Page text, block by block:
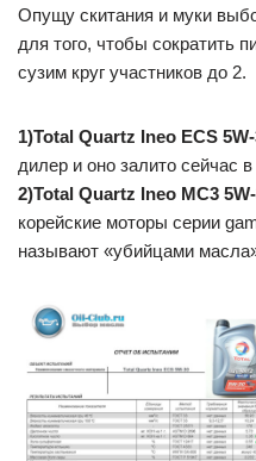
Опущу скитания и муки
для того, чтобы сократить
сузим круг участников до 2.
1)Total Quartz Ineo ECS
дилер и оно залито сейчас
2)Total Quartz Ineo MC3
корейские моторы серии
называют «убийцами